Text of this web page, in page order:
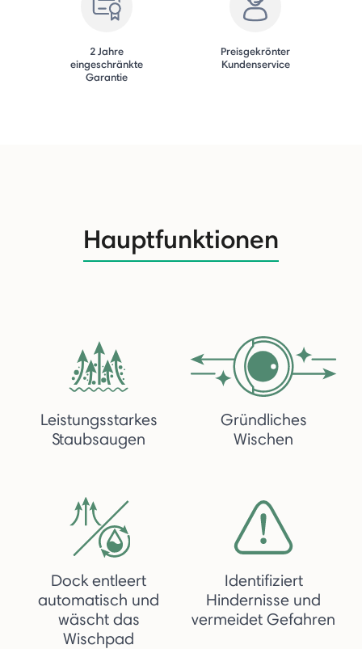
2 Jahre
eingeschränkte
Garantie
Preisgekrönter
Kundenservice
Hauptfunktionen
Leistungsstarkes
Staubsaugen
Gründliches
Wischen
Dock entleert
automatisch und
wäscht das
Wischpad
Identifiziert
Hindernisse und
vermeidet Gefahren